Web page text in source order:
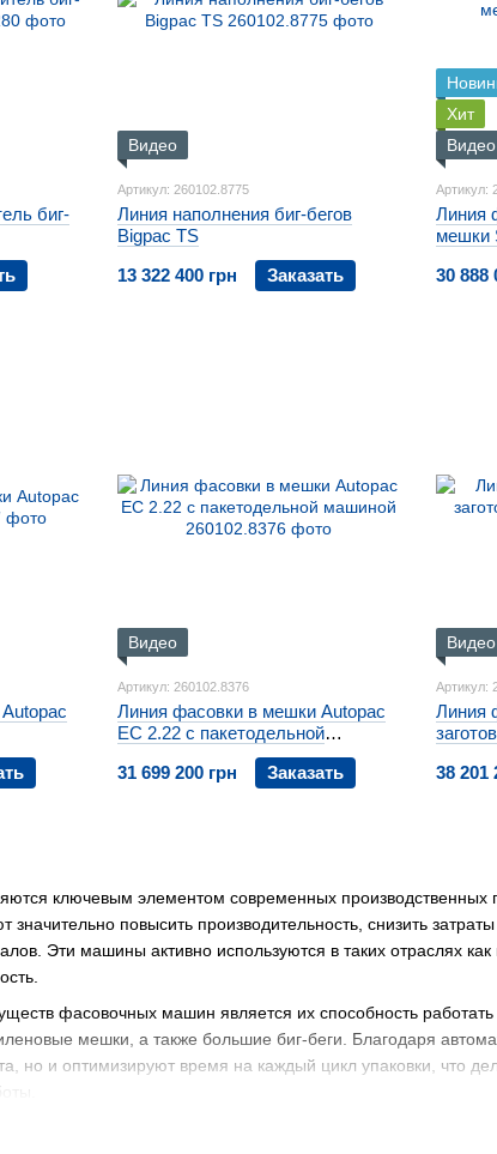
ключевым элементом современных производственных
значительно повысить производительность, снизить
Эти машины активно используются в таких отраслях
фасовочных машин является их способность
мешки, а также большие биг-беги. Благодаря
но и оптимизируют время на каждый цикл упаковки, что
биг-
Видео
Артикул: 260102.8775
Линия наполнения биг-бегов
Bigpac TS
13 322 400 грн
Заказать
Хит
Видео
Артикул:
Линия
мешки
30 888
Видео
Артикул: 260102.8376
Линия фасовки в мешки Autopac
EC 2.22 с пакетодельной
31 699 200 грн
Заказать
Видео
Артикул:
Линия
38 201